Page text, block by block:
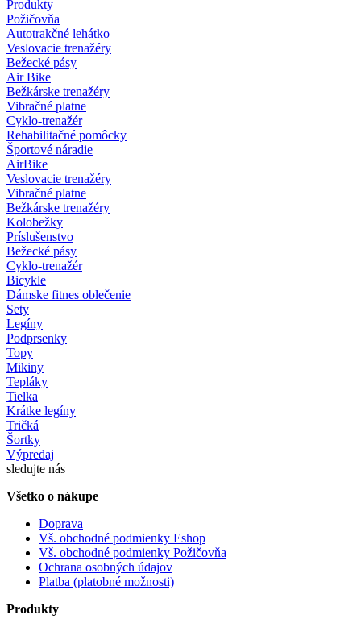
Produkty
Požičovňa
Autotrakčné lehátko
Veslovacie trenažéry
Bežecké pásy
Air Bike
Bežkárske trenažéry
Vibračné platne
Cyklo-trenažér
Rehabilitačné pomôcky
Športové náradie
AirBike
Veslovacie trenažéry
Vibračné platne
Bežkárske trenažéry
Kolobežky
Príslušenstvo
Bežecké pásy
Cyklo-trenažér
Bicykle
Dámske fitnes oblečenie
Sety
Legíny
Podprsenky
Topy
Mikiny
Tepláky
Tielka
Krátke legíny
Tričká
Šortky
Výpredaj
sledujte nás
Všetko o nákupe
Doprava
Vš. obchodné podmienky Eshop
Vš. obchodné podmienky Požičovňa
Ochrana osobných údajov
Platba (platobné možnosti)
Produkty